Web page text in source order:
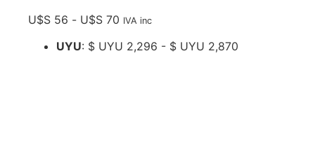
U$S 56 - U$S 70 IVA inc
UYU: $ UYU 2,296 - $ UYU 2,870